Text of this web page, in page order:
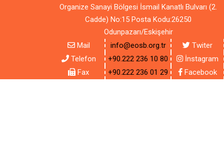
Organize Sanayi Bölgesi İsmail Kanatlı Bulvarı (2.
Cadde) No:15 Posta Kodu:26250
Odunpazarı/Eskişehir
Mail
info@eosb.org.tr
Twiter
Telefon
+90.222 236 10 80
İnstagram
Fax
+90.222 236 01 29 Facebook